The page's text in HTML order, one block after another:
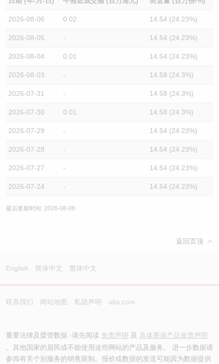
2026-08-06 0.02 14.54 (24.23%)
2026-08-05 - 14.54 (24.23%)
2026-08-04 0.01 14.54 (24.23%)
2026-08-03 - 14.58 (24.3%)
2026-07-31 - 14.58 (24.3%)
2026-07-30 0.01 14.58 (24.3%)
2026-07-29 - 14.54 (24.23%)
2026-07-28 - 14.54 (24.23%)
2026-07-27 - 14.54 (24.23%)
2026-07-24 - 14.54 (24.23%)
最后更新时间: 2026-08-06
返回页顶
English 简体中文 繁体中文
联系我们 网站地图 私隐声明 ubs.com
重要法律及槼管数据 -请先阅读 免责声明 及 具体香港产品免责声明
。其他国家的居民或不能使用这些网站的产品及服务。 进一步数据请
参阅有关个别服务的销售限制。报价或数据的发送可能因为数据提供